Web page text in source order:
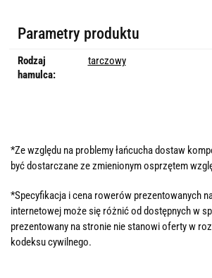
Parametry produktu
Rodzaj
hamulca:
tarczowy
*Ze względu na problemy łańcucha dostaw
być dostarczane ze zmienionym osprzętem
*Specyfikacja i cena rowerów prezentowanych
internetowej może się różnić od dostępnych w
prezentowany na stronie nie stanowi oferty w
kodeksu cywilnego.